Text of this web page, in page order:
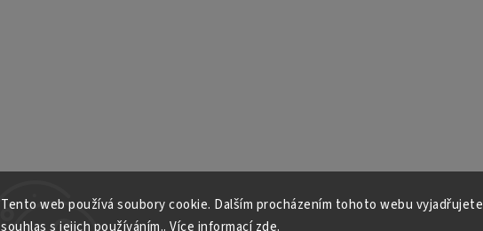
Tento web používá soubory cookie. Dalším procházením tohoto webu vyjadřujete
souhlas s jejich používáním.. Více informacízde.